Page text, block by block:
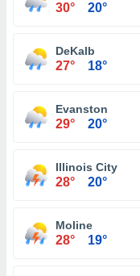
30° 20°
DeKalb
27° 18°
Evanston
29° 20°
Illinois City
28° 20°
Moline
28° 19°